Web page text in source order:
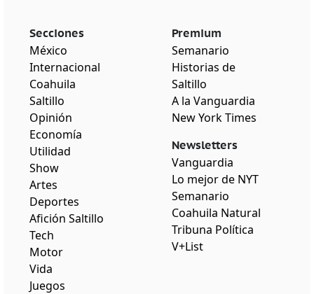
Secciones
México
Internacional
Coahuila
Saltillo
Opinión
Economía
Utilidad
Show
Artes
Deportes
Afición Saltillo
Tech
Motor
Vida
Juegos
Premium
Semanario
Historias de
Saltillo
A la Vanguardia
New York Times
Newsletters
Vanguardia
Lo mejor de NYT
Semanario
Coahuila Natural
Tribuna Política
V+List